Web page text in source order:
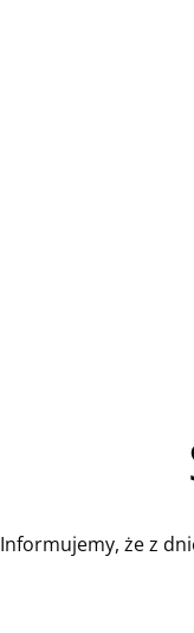
Informujemy, że z